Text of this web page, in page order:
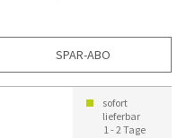
SPAR-ABO
sofort
lieferbar
1 - 2 Tage